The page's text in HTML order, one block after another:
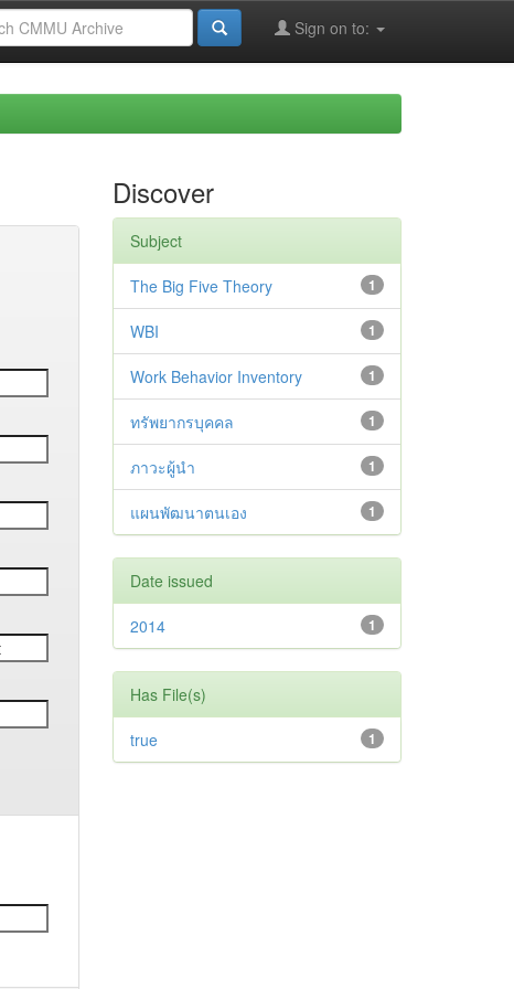
Sign on to:
Discover
Subject
1
The Big Five Theory
1
WBI
1
Work Behavior Inventory
1
ทรัพยากรบุคคล
1
ภาวะผู้นำ
1
แผนพัฒนาตนเอง
Date issued
1
2014
Has File(s)
1
true